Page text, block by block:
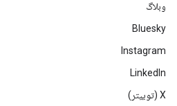
وبلاگ
Bluesky
Instagram
LinkedIn
‫X (توییتر)